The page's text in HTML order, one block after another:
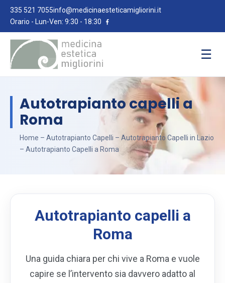
335 521 7055info@medicinaesteticamigliorini.it
Orario - Lun-Ven: 9:30 - 18:30
☰
Autotrapianto capelli a
Roma
Home – Autotrapianto Capelli – Autotrapianto Capelli in Lazio
– Autotrapianto Capelli a Roma
Autotrapianto capelli a
Roma
Una guida chiara per chi vive a Roma e vuole
capire se l’intervento sia davvero adatto al